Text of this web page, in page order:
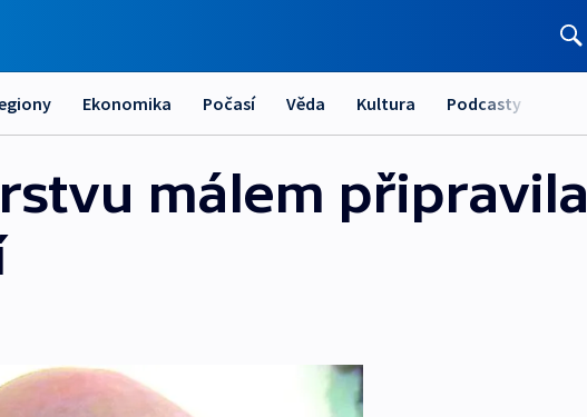
Ekonomika Počasí Věda Kultura Podcasty
málem připravila